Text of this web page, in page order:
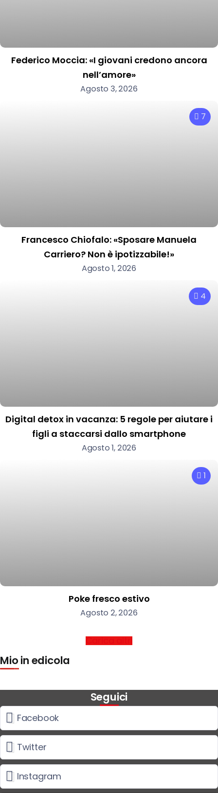
Federico Moccia: «I giovani credono ancora
nell’amore»
Agosto 3, 2026
7
Francesco Chiofalo: «Sposare Manuela
Carriero? Non è ipotizzabile!»
Agosto 1, 2026
4
Digital detox in vacanza: 5 regole per aiutare i
figli a staccarsi dallo smartphone
Agosto 1, 2026
1
Poke fresco estivo
Agosto 2, 2026
Carica altri
Mio in edicola
Seguici
Facebook
Twitter
Instagram